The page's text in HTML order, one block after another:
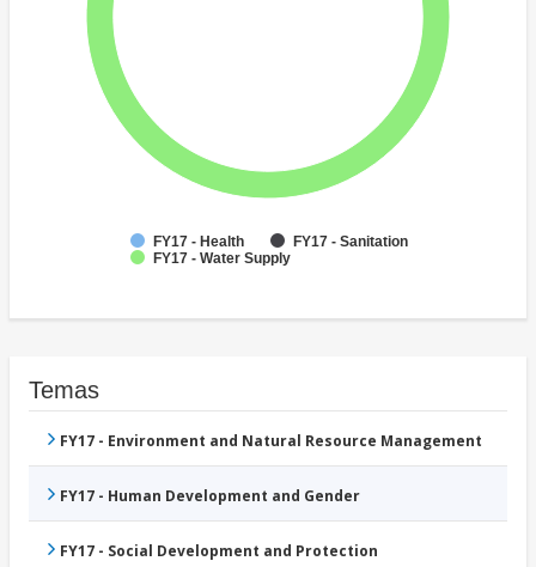
FY17 - Health
FY17 - Sanitation
FY17 - Water Supply
Temas
FY17 - Environment and Natural Resource Management
FY17 - Human Development and Gender
FY17 - Social Development and Protection